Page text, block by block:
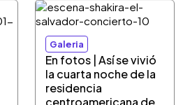
Galeria
En fotos | Así se vivió
la cuarta noche de la
residencia
centroamericana de